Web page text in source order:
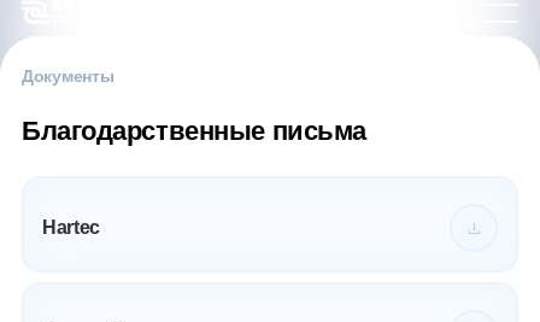
Документы
Благодарственные письма
Hartec